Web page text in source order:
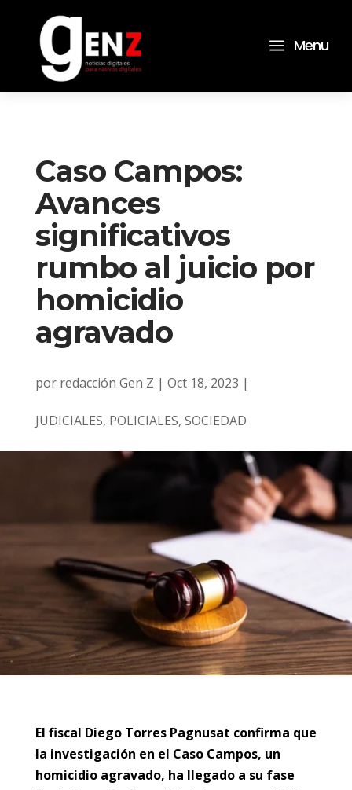
a Menu
Caso Campos:
Avances
significativos
rumbo al juicio por
homicidio
agravado
por redacción Gen Z | Oct 18, 2023 |
JUDICIALES, POLICIALES, SOCIEDAD
El fiscal Diego Torres Pagnusat confirma que
la investigación en el Caso Campos, un
homicidio agravado, ha llegado a su fase